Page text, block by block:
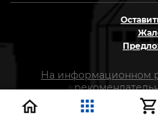
На информационном
(информационные
информации на основе